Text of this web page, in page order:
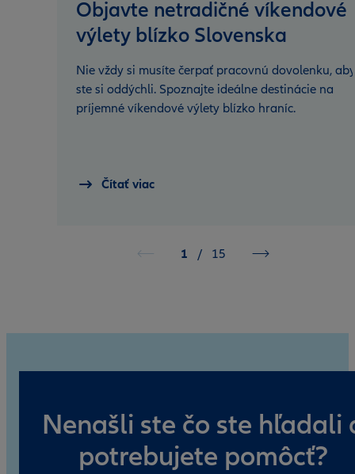
Objavte netradičné víkendové
výlety blízko Slovenska
Nie vždy si musíte čerpať pracovnú dovolenku, aby
ste si oddýchli. Spoznajte ideálne destinácie na
príjemné víkendové výlety blízko hraníc.
Čítať viac
1 / 15
Nenašli ste čo ste hľadali
potrebujete pomôcť?